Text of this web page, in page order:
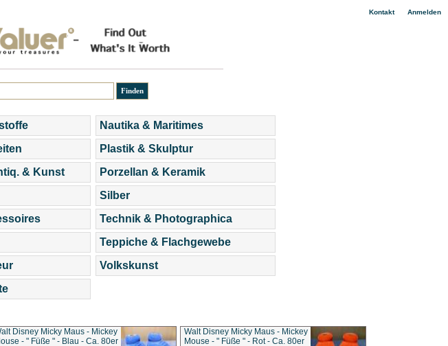
Kontakt| Anmelden
& Kunst
Nautika & Maritimes
Plastik & Skulptur
Porzellan & Keramik
Silber
Technik & Photographica
Teppiche & Flachgewebe
Volkskunst
Disney Micky Maus - Mickey
- " Füße " - Blau - Ca. 80er
Walt Disney Micky Maus - Mickey
Mouse - " Füße " - Rot - Ca. 80er